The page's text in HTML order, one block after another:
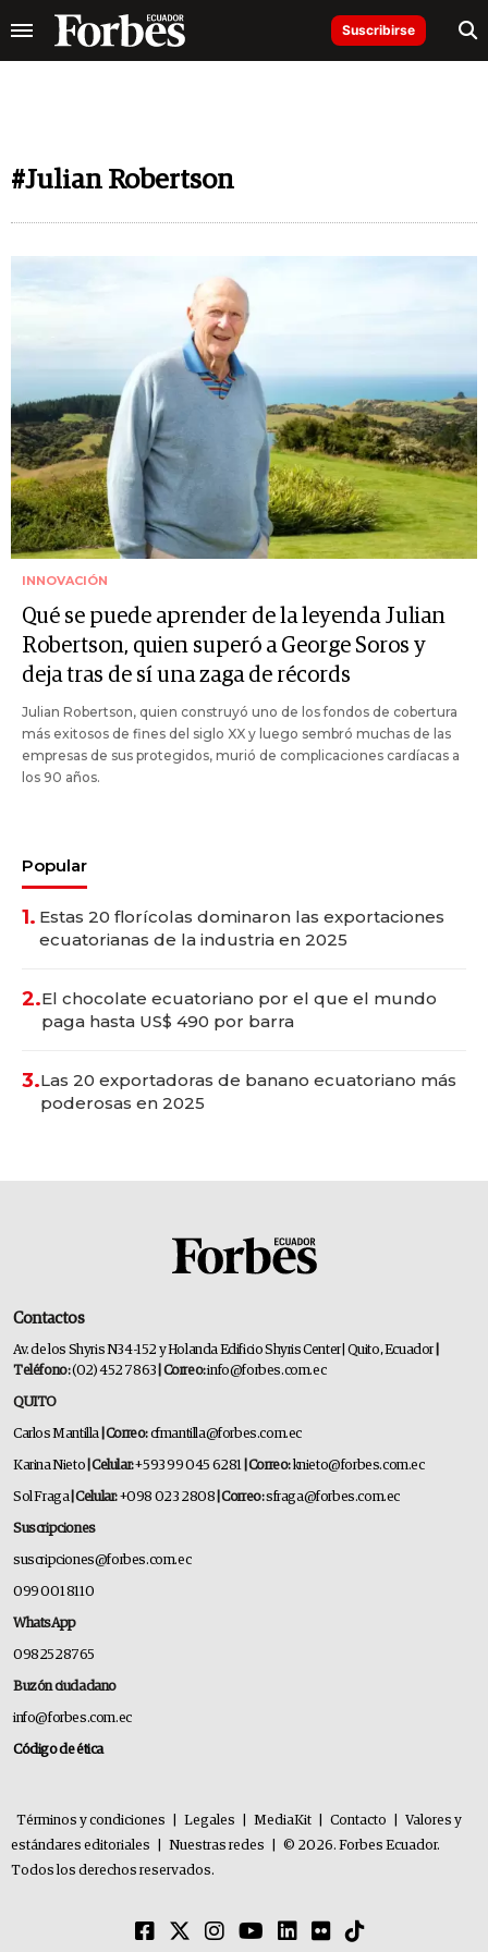
Suscribirse
#Julian Robertson
INNOVACIÓN
Qué se puede aprender de la leyenda Julian
Robertson, quien superó a George Soros y
deja tras de sí una zaga de récords
Julian Robertson, quien construyó uno de los fondos de cobertura
más exitosos de fines del siglo XX y luego sembró muchas de las
empresas de sus protegidos, murió de complicaciones cardíacas a
los 90 años.
Popular
1. Estas 20 florícolas dominaron las exportaciones
ecuatorianas de la industria en 2025
2.El chocolate ecuatoriano por el que el mundo
paga hasta US$ 490 por barra
3.Las 20 exportadoras de banano ecuatoriano más
poderosas en 2025
Contactos
Av. de los Shyris N34-152 y Holanda Edificio Shyris Center | Quito, Ecuador
Teléfono:(02) 452 7863 | Correo:info@forbes.com.ec
QUITO
Carlos Mantilla | Correo:cfmantilla@forbes.com.ec
Karina Nieto | Celular:+593 99 045 6281 | Correo: knieto@forbes.com.ec
Sol Fraga | Celular:+098 023 2808 | Correo:sfraga@forbes.com.ec
Suscripciones
suscripciones@forbes.com.ec
099 001 8110
WhatsApp
0982528765
Buzón ciudadano
info@forbes.com.ec
Código de ética
Términos y condiciones Legales MediaKit Contacto
Valores y
estándares editoriales
Nuestras redes
© 2026. Forbes Ecuador.
Todos los derechos reservados.